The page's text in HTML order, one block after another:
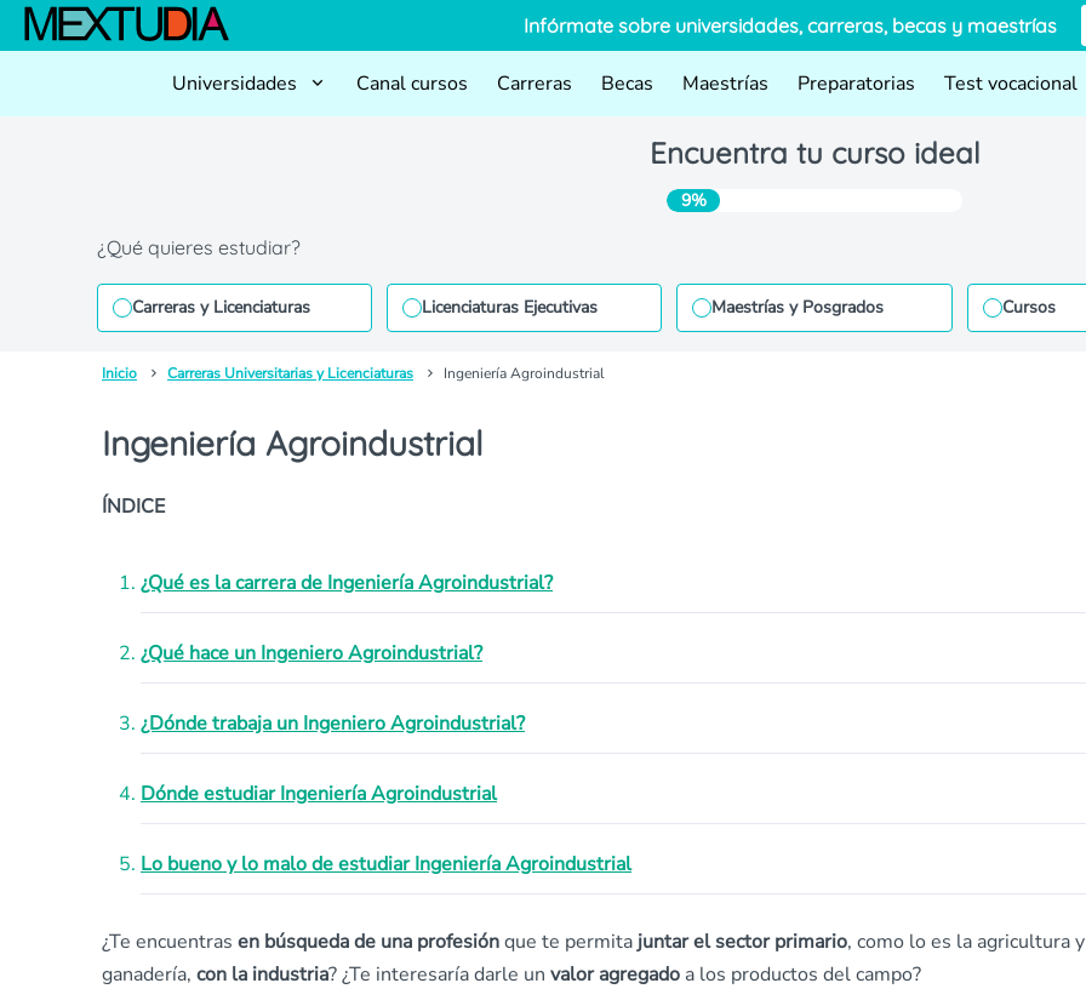
Infórmate sobre universidades, carreras, becas y maestrías
Universidades Canal cursos Carreras Becas Maestrías Preparatorias Test vocacional
Encuentra tu curso ideal
9%
¿Qué quieres estudiar?
Carreras y Licenciaturas Licenciaturas Ejecutivas Maestrías y Posgrados Cursos
Inicio Carreras Universitarias y Licenciaturas Ingeniería Agroindustrial
Ingeniería Agroindustrial
ÍNDICE
¿Qué es la carrera de Ingeniería Agroindustrial?
¿Qué hace un Ingeniero Agroindustrial?
¿Dónde trabaja un Ingeniero Agroindustrial?
Dónde estudiar Ingeniería Agroindustrial
Lo bueno y lo malo de estudiar Ingeniería Agroindustrial
¿Te encuentras en búsqueda de una profesiónque te permita juntar el sector primario, como lo es la agricultura
ganadería, con la industria? ¿Te interesaría darle un valor agregado a los productos del campo?